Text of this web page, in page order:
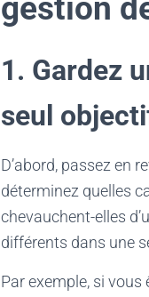
gestion
1. Gardez
seul
D’abord, passez en
déterminez quelles
chevauchent-elles
différents dans une
Par exemple, si